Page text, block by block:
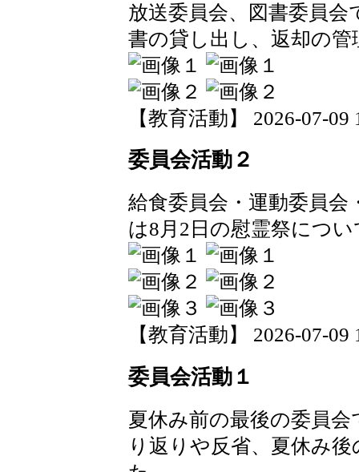
放送委員会、図書委員
書の貸し出し、返却の
【教育活動】 2026-07-09
委員会活動２
給食委員会・運動委員会
は8月2日の慰霊祭につ
【教育活動】 2026-07-09
委員会活動１
夏休み前の最後の委員
り返りや反省、夏休み